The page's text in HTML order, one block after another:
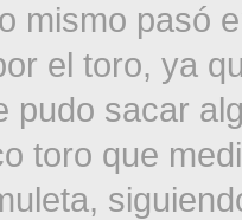
mismo pasó
el toro, ya
pudo sacar
toro que